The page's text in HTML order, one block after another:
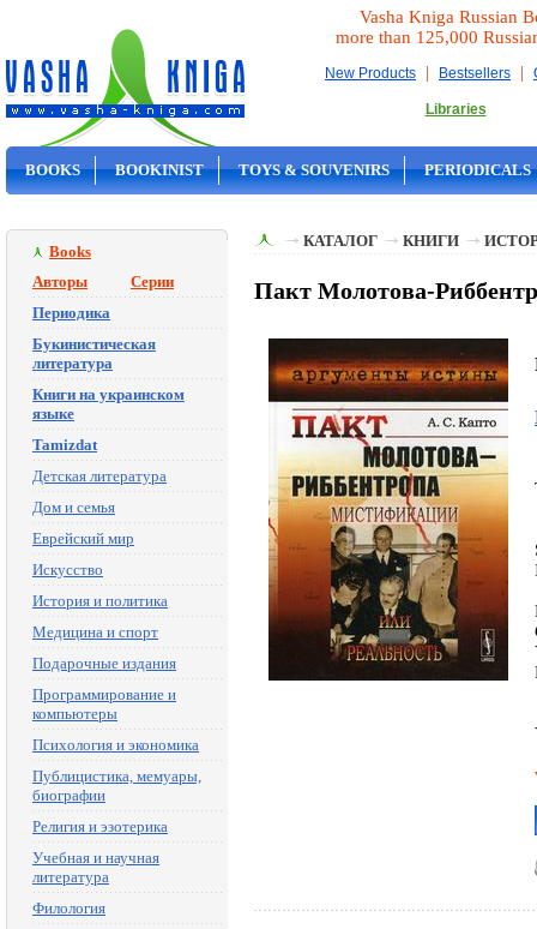
Vasha Kniga Russian
more than 125,000
New Products | Bestsellers |
Libraries
BOOKS BOOKINIST TOYS & SOUVENIRS PERIODICALS
Books
Авторы
Серии
Периодика
Букинистическая
литература
Книги на украинском
языке
Tamizdat
Детская литература
Дом и семья
Еврейский мир
Искусство
История и политика
Медицина и спорт
Подарочные издания
Программирование и
компьютеры
Психология и экономика
Публицистика, мемуары,
биографии
Религия и эзотерика
Учебная и научная
литература
Филология
КАТАЛОГ КНИГИ
Пакт Молотова-